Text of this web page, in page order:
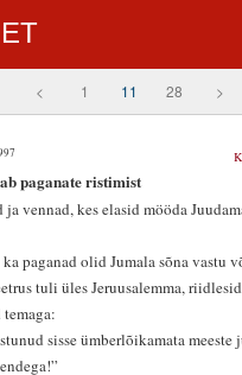
< 1 11 28 >
paganate ristimist
vennad, kes elasid mööda
paganad olid Jumala sõna vastu
tuli üles Jeruusalemma, riidlesid
sisse ümberlõikamata meeste